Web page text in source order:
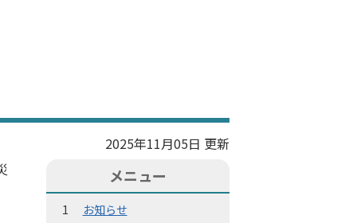
2025年11月05日 更新
メニュー
お知らせ